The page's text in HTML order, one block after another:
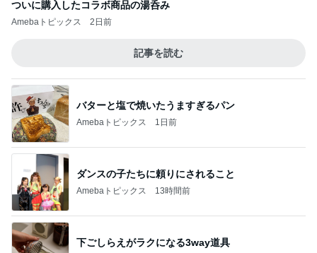
ついに購入したコラボ商品の湯呑み
Amebaトピックス 2日前
記事を読む
バターと塩で焼いたうますぎるパン
Amebaトピックス 1日前
ダンスの子たちに頼りにされること
Amebaトピックス 13時間前
下ごしらえがラクになる3way道具